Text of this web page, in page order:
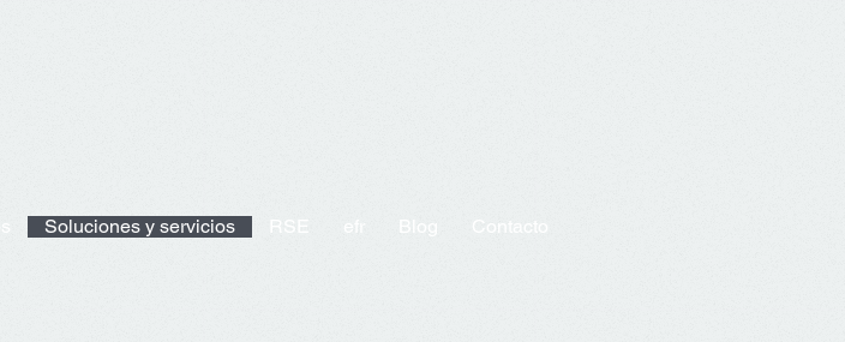
Soluciones y servicios RSE efr Blog Contacto